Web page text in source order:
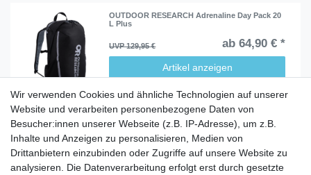
OUTDOOR RESEARCH Adrenaline Day Pack 20
L Plus
UVP 129,95 € ab 64,90 € *
Artikel anzeigen
Wir verwenden Cookies und ähnliche Technologien auf unserer
Website und verarbeiten personenbezogene Daten von
Besucher:innen unserer Webseite (z.B. IP-Adresse), um z.B.
Inhalte und Anzeigen zu personalisieren, Medien von
Drittanbietern einzubinden oder Zugriffe auf unsere Website zu
analysieren. Die Datenverarbeitung erfolgt erst durch gesetzte
Service
Zahlungarten